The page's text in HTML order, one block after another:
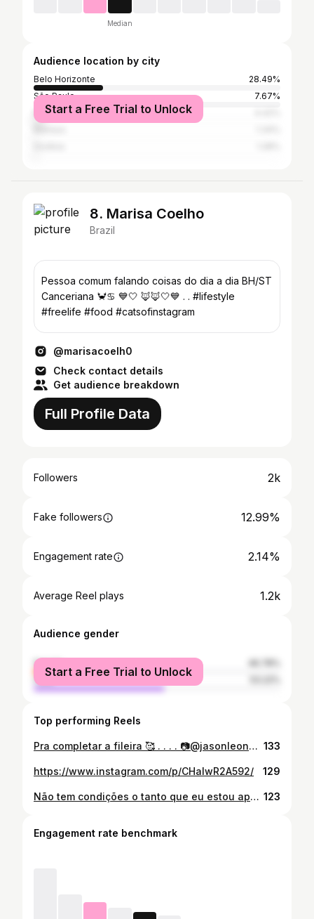
Median
Audience location by city
Belo Horizonte
28.49%
São Paulo
7.67%
Rio de Janeiro
Start a Free Trial to Unlock
8. Marisa Coelho
Brazil
Pessoa comum falando coisas do dia a dia BH/ST
Canceriana 🦀♋ 💙🤍 🦊🦊🤍💙 . . #lifestyle
#freelife #food #catsofinstagram
@marisacoelh0
Check contact details
Get audience breakdown
Full Profile Data
Followers 2k
Fake followers 12.99%
Engagement rate 2.14%
Average Reel plays 1.2k
Audience gender
female
male
Start a Free Trial to Unlock
Top performing Reels
Pra completar a fileira 🥰 . . . . 📷@jasonleonard_photos #naturephotography #tattoo #green #lifestyle 133
https://www.instagram.com/p/CHalwR2A592/ 129
Não tem condições o tanto que eu estou apaixonada nessas fotos 🤩🤩 Arrasou demais @jasonleonard_photos . . . . . #happybirthday #cachu #fotografia #photography #modelando📷 123
Engagement rate benchmark